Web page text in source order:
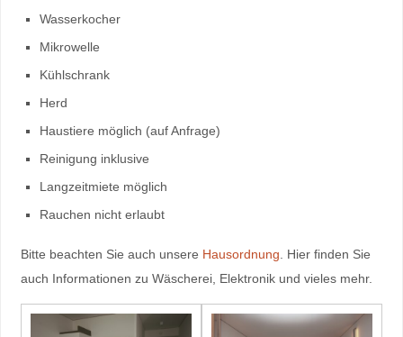
Wasserkocher
Mikrowelle
Kühlschrank
Herd
Haustiere möglich (auf Anfrage)
Reinigung inklusive
Langzeitmiete möglich
Rauchen nicht erlaubt
Bitte beachten Sie auch unsere Hausordnung . Hier finden Sie
auch Informationen zu Wäscherei, Elektronik und vieles mehr.